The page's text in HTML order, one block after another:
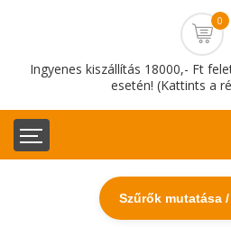
0
Ingyenes kiszállítás 18000,- Ft
esetén! (Kattints a
Szűrők mutatása